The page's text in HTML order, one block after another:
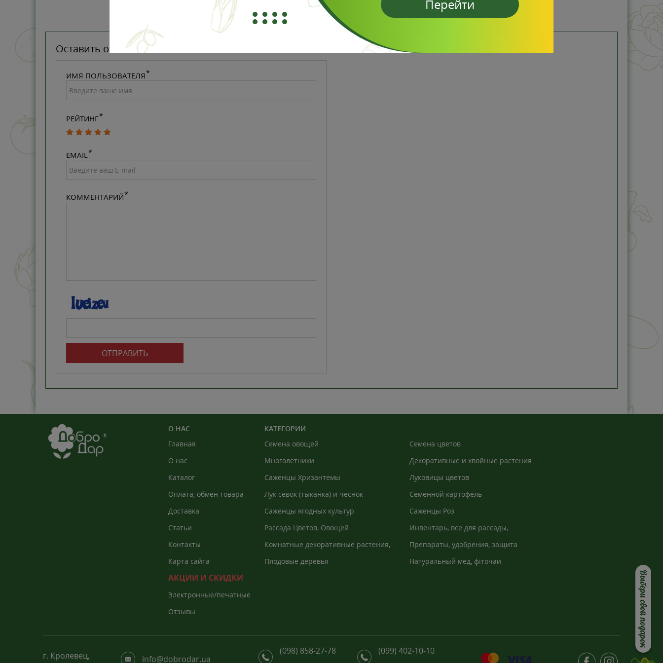
Выбери свой подарок
Отзывы
Оставить отзыв
ИМЯ ПОЛЬЗОВАТЕЛЯ
РЕЙТИНГ
EMAIL
КОММЕНТАРИЙ
ОТПРАВИТЬ
О НАС
Главная
О нас
Каталог
Оплата, обмен товара
Доставка
Статьи
Контакты
Карта сайта
АКЦИИ И СКИДКИ
Электронные/печатные
Отзывы
КАТЕГОРИИ
Семена овощей
Семена цветов
Многолетники
Декоративные и хвойные растения
Саженцы Хризантемы
Луковицы цветов
Лук севок (тыканка) и чеснок
Семенной картофель
Саженцы ягодных культур
Саженцы Роз
Рассада Цветов, Овощей
Инвентарь, все для рассады,
Комнатные декоративные растения,
Препараты, удобрения, защита
Плодовые деревья Натуральный мед, фіточаи
г. Кролевец,
info@dobrodar.ua
(098) 858-27-78
(099) 402-10-10
Перейти